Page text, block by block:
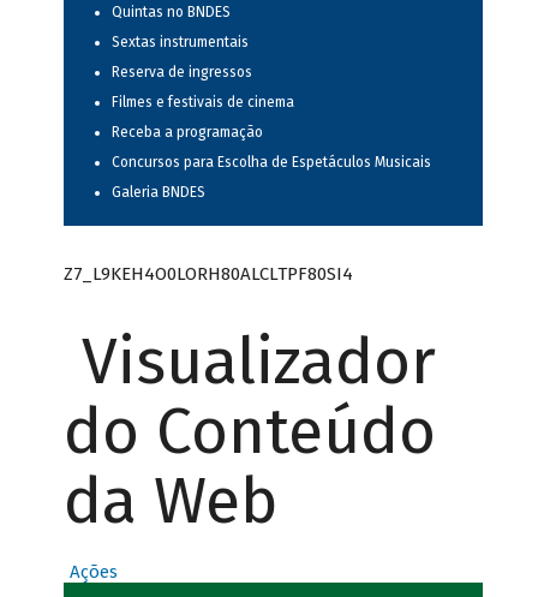
Quintas no BNDES
Sextas instrumentais
Reserva de ingressos
Filmes e festivais de cinema
Receba a programação
Concursos para Escolha de Espetáculos Musicais
Galeria BNDES
Z7_L9KEH4O0LORH80ALCLTPF80SI4
Visualizador
do Conteúdo
da Web
Ações